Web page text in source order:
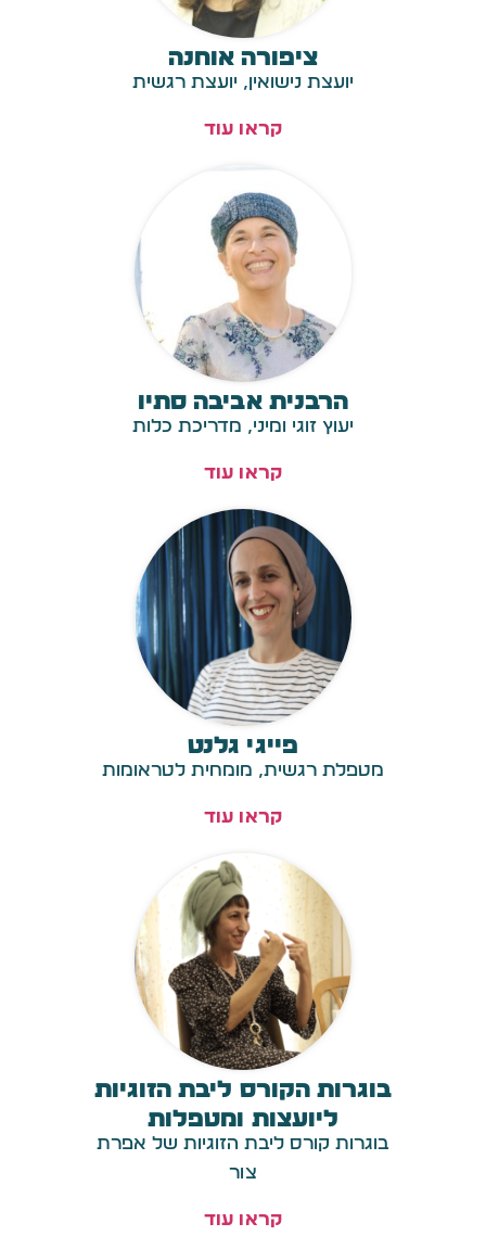
ציפורה אוחנה
יועצת נישואין, יועצת רגשית
קראו עוד
הרבנית אביבה סתיו
יעוץ זוגי ומיני, מדריכת כלות
קראו עוד
פייגי גלנט
מטפלת רגשית, מומחית לטראומות
קראו עוד
בוגרות הקורס ליבת הזוגיות
ליועצות ומטפלות
בוגרות קורס ליבת הזוגיות של אפרת
צור
קראו עוד